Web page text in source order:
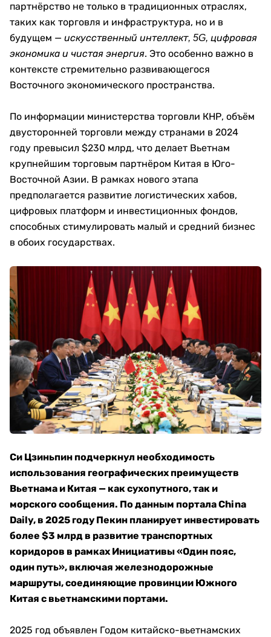
партнёрство не только в традиционных отраслях,
таких как торговля и инфраструктура, но и в
будущем — искусственный интеллект, 5G, цифровая
экономика и чистая энергия. Это особенно важно в
контексте стремительно развивающегося
Восточного экономического пространства.
По информации министерства торговли КНР, объём
двусторонней торговли между странами в 2024
году превысил $230 млрд, что делает Вьетнам
крупнейшим торговым партнёром Китая в Юго-
Восточной Азии. В рамках нового этапа
предполагается развитие логистических хабов,
цифровых платформ и инвестиционных фондов,
способных стимулировать малый и средний бизнес
в обоих государствах.
Си Цзиньпин подчеркнул необходимость
использования географических преимуществ
Вьетнама и Китая — как сухопутного, так и
морского сообщения. По данным портала China
Daily, в 2025 году Пекин планирует инвестировать
более $3 млрд в развитие транспортных
коридоров в рамках Инициативы «Один пояс,
один путь», включая железнодорожные
маршруты, соединяющие провинции Южного
Китая с вьетнамскими портами.
2025 год объявлен Годом китайско-вьетнамских